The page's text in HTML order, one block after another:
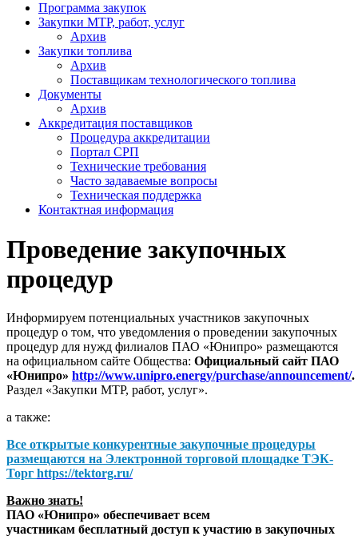
Программа закупок
Закупки МТР, работ, услуг
Архив
Закупки топлива
Архив
Поставщикам технологического топлива
Документы
Архив
Аккредитация поставщиков
Процедура аккредитации
Портал СРП
Технические требования
Часто задаваемые вопросы
Техническая поддержка
Контактная информация
Проведение закупочных
процедур
Информируем потенциальных участников закупочных
процедур о том, что уведомления о проведении закупочных
процедур для нужд филиалов ПАО «Юнипро» размещаются
на официальном сайте Общества: Официальный сайт ПАО
«Юнипро» http://www.unipro.energy/purchase/announcement/.
Раздел «Закупки МТР, работ, услуг».
а также:
Все открытые конкурентные закупочные процедуры
размещаются на Электронной торговой площадке ТЭК-
Торг https://tektorg.ru/
Важно знать!
ПАО «Юнипро» обеспечивает всем
участникам бесплатный доступ к участию в закупочных